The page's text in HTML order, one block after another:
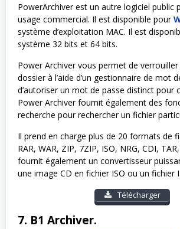
PowerArchiver est un autre logiciel public
usage commercial. Il est disponible pour
système d’exploitation MAC. Il est
système 32 bits et 64 bits.
Power Archiver vous permet de
dossier à l’aide d’un gestionnaire de mot
d’autoriser un mot de passe distinct pour
Power Archiver fournit également des
recherche pour rechercher un fichier
Il prend en charge plus de 20 formats de
RAR, WAR, ZIP, 7ZIP, ISO, NRG, CDI,
fournit également un convertisseur
une image CD en fichier ISO ou un fichier
Télécharger
7. B1 Archiver.